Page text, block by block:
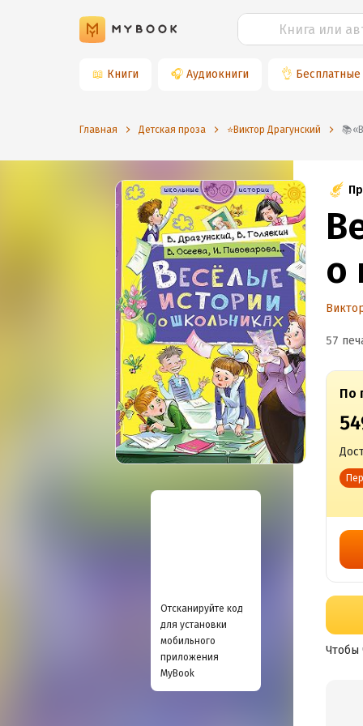
📖 Книги 🎧 Аудиокниги 👌 Бесплатные
Главная Детская проза ⭐️Виктор Драгунский
Отсканируйте код
для установки
мобильного
приложения
MyBook
о
57
По
Чтобы